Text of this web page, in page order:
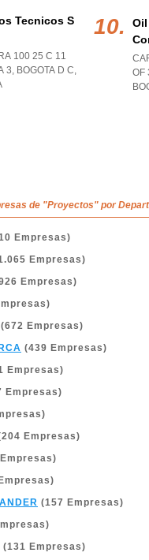
Tecnicos S
100 25 C 11
3, BOGOTA D C,
OF
de "Proyectos" por
Empresas)
Empresas)
Empresas)
(672 Empresas)
(439 Empresas)
Empresas)
Empresas)
Empresas)
(157 Empresas)
(131 Empresas)